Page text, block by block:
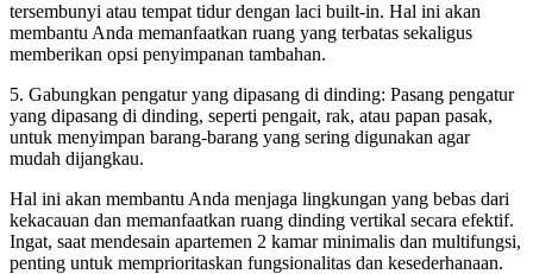
tersembunyi atau tempat tidur dengan laci built-in. Hal ini akan
membantu Anda memanfaatkan ruang yang terbatas sekaligus
memberikan opsi penyimpanan tambahan.
5. Gabungkan pengatur yang dipasang di dinding: Pasang pengatur
yang dipasang di dinding, seperti pengait, rak, atau papan pasak,
untuk menyimpan barang-barang yang sering digunakan agar
mudah dijangkau.
Hal ini akan membantu Anda menjaga lingkungan yang bebas dari
kekacauan dan memanfaatkan ruang dinding vertikal secara efektif.
Ingat, saat mendesain apartemen 2 kamar minimalis dan multifungsi,
penting untuk memprioritaskan fungsionalitas dan kesederhanaan.